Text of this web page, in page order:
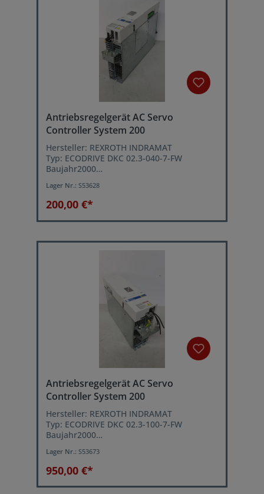
Antriebsregelgerät AC Servo
Controller System 200
Hersteller: REXROTH INDRAMAT
Typ: ECODRIVE DKC 02.3-040-7-FW
Baujahr2000
(+/-10%) 50Hz
Leistung: 4,8...9 kVA
Einschaltstrom: 5...12 A
Schaltfrequenz (wählbar): 4 oder 8 kHz
Dauerstrom bei fs= 8 kHz: 12,5 A
Lager Nr.: S53628
200,00 €*
Antriebsregelgerät AC Servo
Controller System 200
Hersteller: REXROTH INDRAMAT
Typ: ECODRIVE DKC 02.3-100-7-FW
Baujahr2000
(+/-10%) 50Hz
Leistung: ca. 9-18 kVA
Einschaltstrom: 12...28 A
Schaltfrequenz (wählbar): 4 oder 8 kHz
Lager Nr.: S53673
950,00 €*